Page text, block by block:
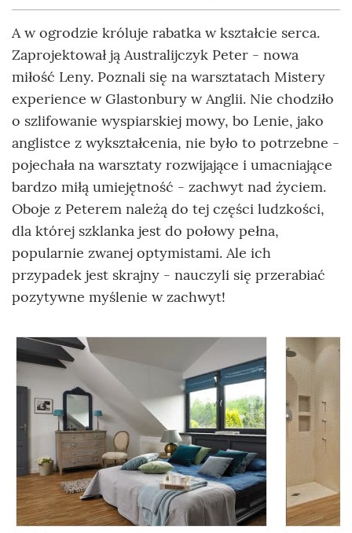
A w ogrodzie króluje rabatka w kształcie serca.
Zaprojektował ją Australijczyk Peter - nowa
miłość Leny. Poznali się na warsztatach Mistery
experience w Glastonbury w Anglii. Nie chodziło
o szlifowanie wyspiarskiej mowy, bo Lenie, jako
anglistce z wykształcenia, nie było to potrzebne -
pojechała na warsztaty rozwijające i umacniające
bardzo miłą umiejętność - zachwyt nad życiem.
Oboje z Peterem należą do tej części ludzkości,
dla której szklanka jest do połowy pełna,
popularnie zwanej optymistami. Ale ich
przypadek jest skrajny - nauczyli się przerabiać
pozytywne myślenie w zachwyt!